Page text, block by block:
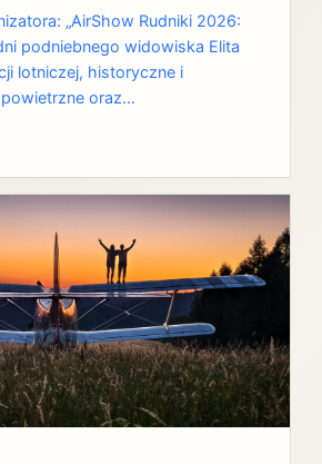
„AirShow Rudniki 2026:
podniebnego widowiska Elita
lotniczej, historyczne i
oraz…